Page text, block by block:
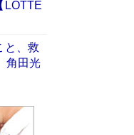
LOTTE
と、救
角田光